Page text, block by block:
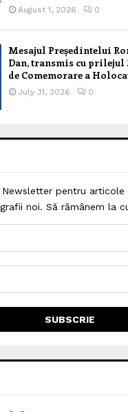
August 1, 2026 0
Mesajul Președintelui
Dan, transmis cu prilejul
de Comemorare a
July 31, 2026 0
pentru articole
noi. Să rămânem la